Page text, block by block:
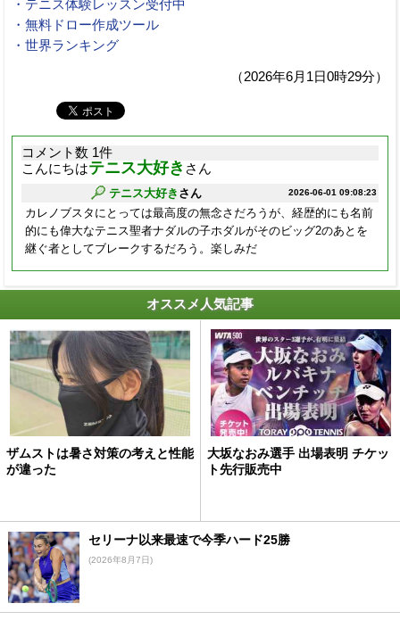
・テニス体験レッスン受付中
・無料ドロー作成ツール
・世界ランキング
（2026年6月1日0時29分）
コメント数 1件
こんにちはテニス大好き さん
2026-06-01 09:08:23
テニス大好き さん
カレノブスタにとっては最高度の無念さだろうが、経歴的にも名前
的にも偉大なテニス聖者ナダルの子ホダルがそのビッグ2のあとを
継ぐ者としてブレークするだろう。楽しみだ
オススメ人気記事
ザムストは暑さ対策の考えと性能
が違った
大坂なおみ選手 出場表明 チケッ
ト先行販売中
セリーナ以来最速で今季ハード25勝
(2026年8月7日)